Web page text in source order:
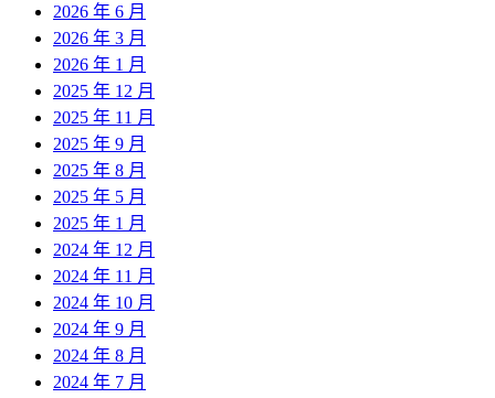
2026 年 6 月
2026 年 3 月
2026 年 1 月
2025 年 12 月
2025 年 11 月
2025 年 9 月
2025 年 8 月
2025 年 5 月
2025 年 1 月
2024 年 12 月
2024 年 11 月
2024 年 10 月
2024 年 9 月
2024 年 8 月
2024 年 7 月